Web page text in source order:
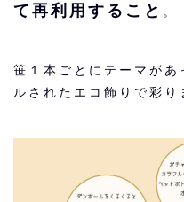
て再利用すること 。
笹１本ごとにテーマがあ
ルされたエコ飾りで彩り